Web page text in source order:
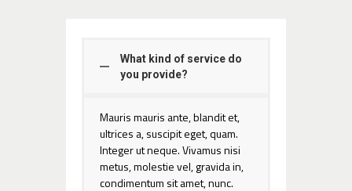
What kind of service do
you provide?
Mauris mauris ante, blandit et,
ultrices a, suscipit eget, quam.
Integer ut neque. Vivamus nisi
metus, molestie vel, gravida in,
condimentum sit amet, nunc.